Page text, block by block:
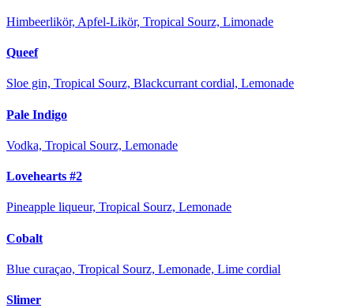
Himbeerlikör, Apfel-Likör, Tropical Sourz, Limonade
Queef
Sloe gin, Tropical Sourz, Blackcurrant cordial, Lemonade
Pale Indigo
Vodka, Tropical Sourz, Lemonade
Lovehearts #2
Pineapple liqueur, Tropical Sourz, Lemonade
Cobalt
Blue curaçao, Tropical Sourz, Lemonade, Lime cordial
Slimer